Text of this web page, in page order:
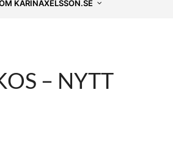
KARINAXELSSON.SE
– NYTT